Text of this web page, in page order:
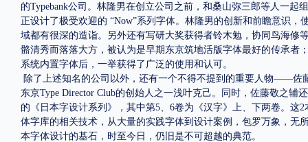
的Typebank公司。林隆男在创立公司之前，和桑山弥三郎等人一起
正设计了极受欢迎的 “Now”系列字体。林隆男的创新和前瞻意识
域都有很深的造诣。另外还有写研大奖获得者铃木勉，协同鸟海修
骼清秀而落落大方，被认为是早期东京筑地活版字体最好的传承者
系统内置字体后，一举获得了广泛的使用和认可。
除了上述知名的公司以外，还有一个不得不提到的重要人物——佐
东京Type Director Club的创始人之一浅叶克己。同时，佐藤敬之辅
的《日本字设计系列》，其中第5、6卷为《汉字》上、下两卷。
体字库的相关技术，从大量的实践字体到设计案例，包罗万象，
本字体设计的基石，时至今日，仍旧是不可超越的典范。